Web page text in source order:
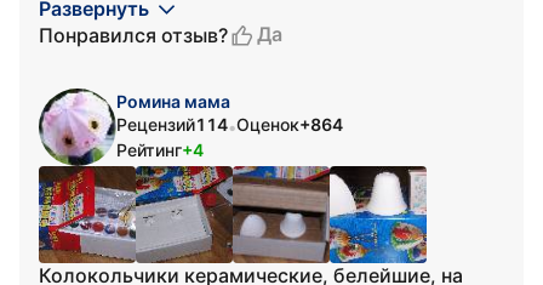
Развернуть
Понравился отзыв?
Да
Ромина мама
Рецензий114•Оценок+864
Рейтинг+4
Колокольчики керамические, белейшие, на